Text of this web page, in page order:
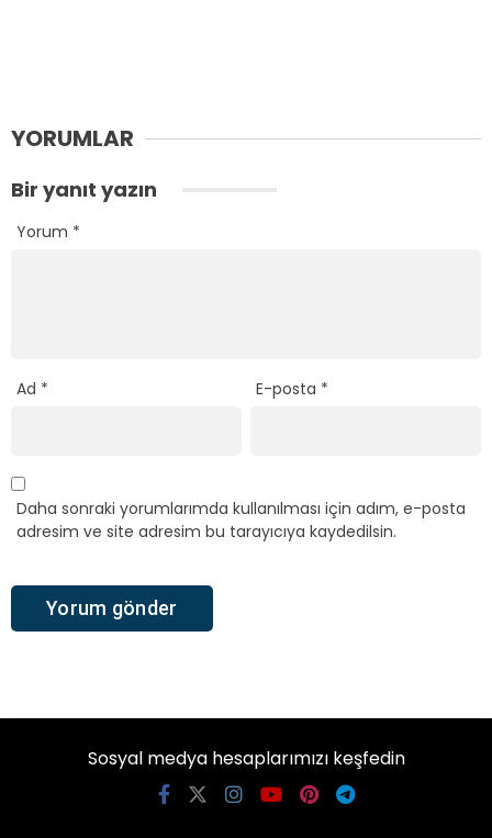
YORUMLAR
Bir yanıt yazın
Yorum *
Ad * E-posta *
Daha sonraki yorumlarımda kullanılması için adım, e-posta
adresim ve site adresim bu tarayıcıya kaydedilsin.
Sosyal medya hesaplarımızı keşfedin